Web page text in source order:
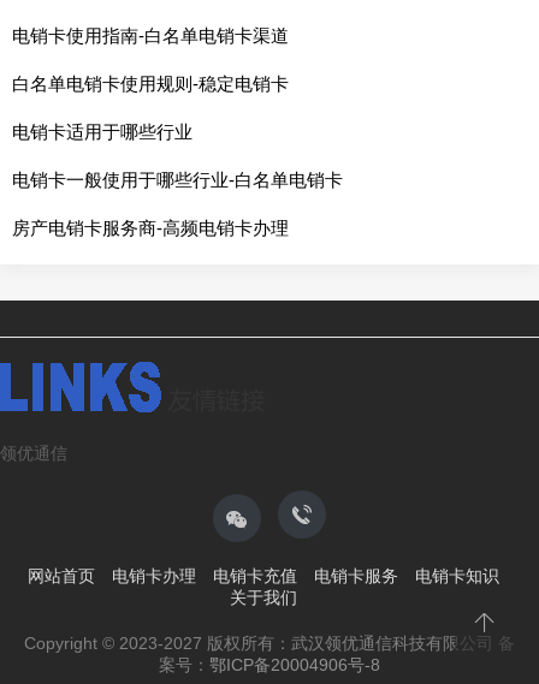
电销卡使用指南-白名单电销卡渠道
白名单电销卡使用规则-稳定电销卡
电销卡适用于哪些行业
电销卡一般使用于哪些行业-白名单电销卡
房产电销卡服务商-高频电销卡办理
领优通信
网站首页 电销卡办理 电销卡充值 电销卡服务
电销卡知识
关于我们
Copyright © 2023-2027 版权所有：武汉领优通信科技有限公司 备
案号： 鄂ICP备20004906号-8